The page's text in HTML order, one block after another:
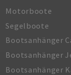
Motorboote
Segelboote
Bootsanhänger
Bootsanhänger
Bootsanhänger